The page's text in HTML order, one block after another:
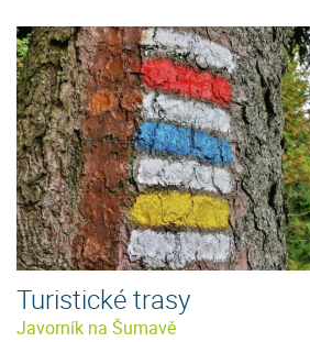
Turistické trasy
Javorník na Šumavě